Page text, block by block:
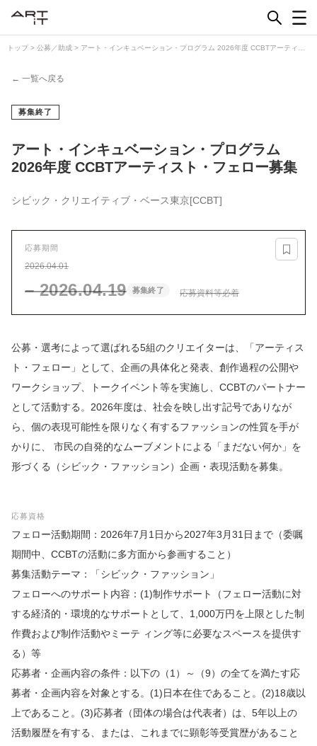
content
トップ > 公募／助成 > アート・インキュベーション・プログラム 2026年度 CCBTアーティス
← 一覧へ戻る
募集終了
アート・インキュベーション・プログラム
2026年度 CCBTアーティスト・フェロー募集
シビック・クリエイティブ・ベース東京[CCBT]
応募期間
2026.04.01
– 2026.04.19 募集終了 応募資料等必着
公募・選考によって選ばれる5組のクリエイターは、「アーティス
ト・フェロー」として、企画の具体化と発表、創作過程の公開や
ワークショップ、トークイベント等を実施し、CCBTのパートナー
として活動する。2026年度は、社会を映し出す記号でありなが
ら、個の表現可能性を限りなく有するファッションの性質を手が
かりに、 市民の自発的なムーブメントによる「まだない何か」を
形づくる（シビック・ファッション）企画・表現活動を募集。
応募資格
フェロー活動期間：2026年7月1日から2027年3月31日まで（委嘱
期間中、CCBTの活動に多方面から参画すること）
募集活動テーマ：「シビック・ファッション」
フェローへのサポート内容：(1)制作サポート（フェロー活動に対
する経済的・環境的なサポートとして、1,000万円を上限とした制
作費および制作活動やミーテ ィング等に必要なスペースを提供す
る）等
応募者・企画内容の条件：以下の（1）～（9）の全てを満たす応
募者・企画内容を対象とする。(1)日本在住であること。(2)18歳以
上であること。(3)応募者（団体の場合は代表者）は、5年以上の
活動履歴を有する、または、これまでに顕彰等受賞歴があること